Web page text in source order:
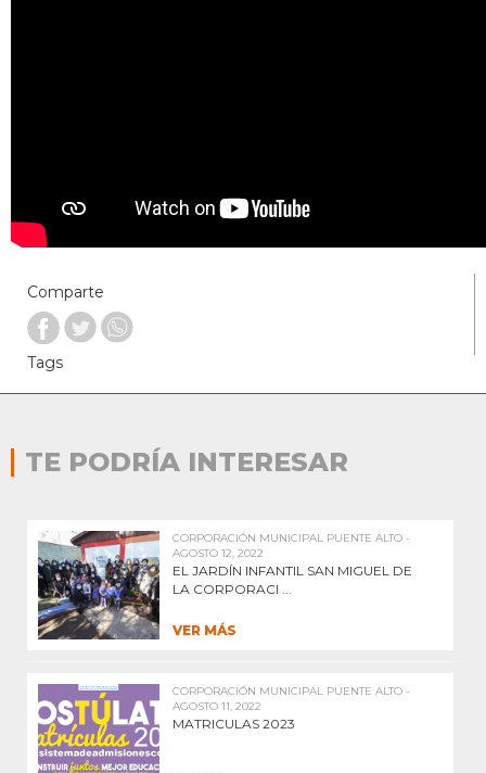
Comparte
Tags
TE PODRÍA INTERESAR
CORPORACIÓN MUNICIPAL PUENTE ALTO -
AGOSTO 12, 2022
EL JARDÍN INFANTIL SAN MIGUEL DE
LA CORPORACI ...
VER MÁS
CORPORACIÓN MUNICIPAL PUENTE ALTO -
AGOSTO 11, 2022
MATRICULAS 2023